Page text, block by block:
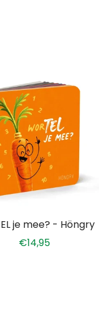
je mee? - Höngry
€14,95